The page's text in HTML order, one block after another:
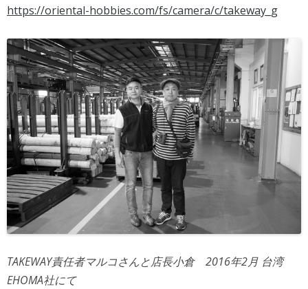
https://oriental-hobbies.com/fs/camera/c/takeway_g
TAKEWAY責任者マルコさんと店長小倉 2016年2月 台湾
EHOMA社にて